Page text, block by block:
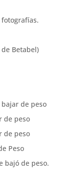
Betabel)
bajar de peso
de peso
de peso
Peso
bajó de peso.